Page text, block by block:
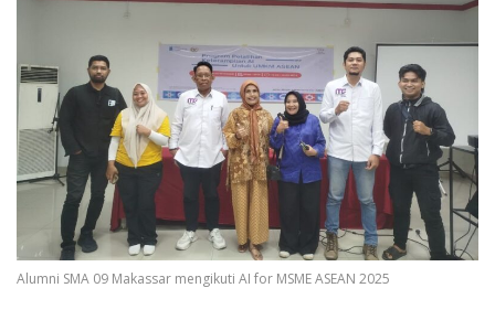
Alumni SMA 09 Makassar mengikuti AI for MSME ASEAN 2025